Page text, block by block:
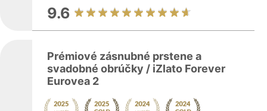
9.6
Prémiové zásnubné prstene a
svadobné obrúčky / iZlato Forever
Eurovea 2